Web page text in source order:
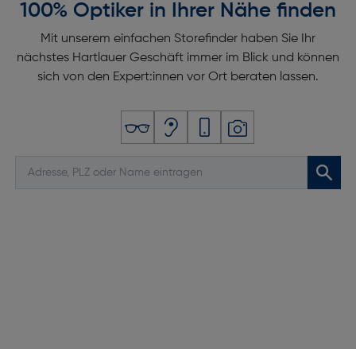
100% Optiker in Ihrer Nähe finden
Mit unserem einfachen Storefinder haben Sie Ihr
nächstes Hartlauer Geschäft immer im Blick und können
sich von den Expert:innen vor Ort beraten lassen.